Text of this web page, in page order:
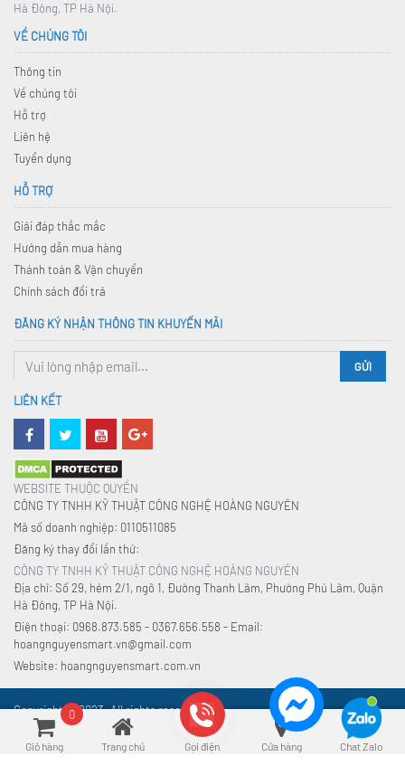
Hà Đông, TP Hà Nội.
VỀ CHÚNG TÔI
Thông tin
Về chúng tôi
Hỗ trợ
Liên hệ
Tuyển dụng
HỖ TRỢ
Giải đáp thắc mắc
Hướng dẫn mua hàng
Thánh toán & Vận chuyển
Chính sách đổi trả
ĐĂNG KÝ NHẬN THÔNG TIN KHUYẾN MÃI
GỬI
LIÊN KẾT
WEBSITE THUỘC QUYỀN
CÔNG TY TNHH KỸ THUẬT CÔNG NGHỆ HOÀNG NGUYÊN
Mã số doanh nghiệp: 0110511085
Đăng ký thay đổi lần thứ:
CÔNG TY TNHH KỸ THUẬT CÔNG NGHỆ HOÀNG NGUYÊN
Địa chỉ: Số 29, hẻm 2/1, ngõ 1, Đường Thanh Lãm, Phường Phú Lãm, Quận
Hà Đông, TP Hà Nội.
Điện thoại: 0968.873.585 - 0367.656.558 - Email:
hoangnguyensmart.vn@gmail.com
Website: hoangnguyensmart.com.vn
Copyright © 2023. All rights reserved.
Xu hướng tìm kiếm: , An toàn điện Nhà thông minh
0
Giỏ hàng Trang chủ Gọi điện Cửa hàng Chat Zalo